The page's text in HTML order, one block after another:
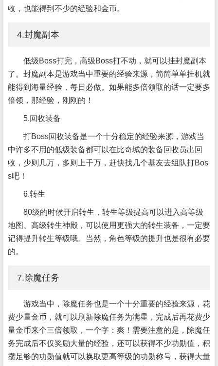
收，也能得到不少的经验和金币。
4.封魔副本
低级Boss打完，高级Boss打不动，就可以挂封魔副本
了。封魔副本是游戏当中重要的经验来源，简简单单挂机就
能得到海量经验，每日必做。如果能多倍领取的话一定要多
倍领，那经验，刚刚的！
5.回收装备
打Boss回收装备是一个十分稳定的经验来源，游戏当
中许多不用的低级装备都可以在比奇城的装备回收员出回
收，少则几万，多则上千万，赶快找几个基友去组队打Bos
s吧！
6.转生
80级的时候开启转生，转生等级提高可以进入高等级
地图、高级转生神殿，可以使用更强大的转生装备，一定要
记得提升转生等级哦。当然，角色等级的提升也是很有必要
的。
7.除魔任务
游戏当中，除魔任务也是一个十分重要的经验来源，花
费少量金币，就可以刷新除魔任务为满星，完成后再花费少
量金币来个三倍领取，一个字：爽！需要注意的是，除魔任
务完成后不仅奖励大量的经验，还可以获得不少功勋值，积
攒足够的功勋值就可以换取更高等级的功勋称号，获得大量